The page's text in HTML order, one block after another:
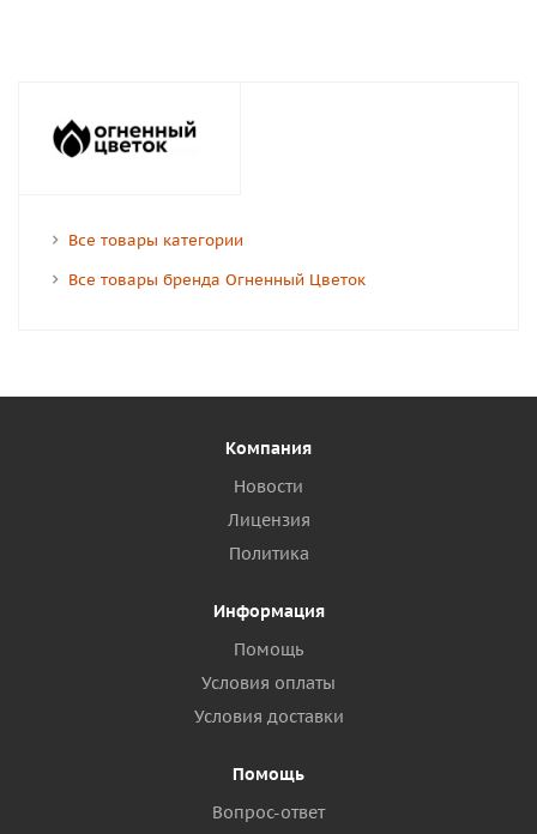
Все товары категории
Все товары бренда Огненный Цветок
Компания
Новости
Лицензия
Политика
Информация
Помощь
Условия оплаты
Условия доставки
Помощь
Вопрос-ответ